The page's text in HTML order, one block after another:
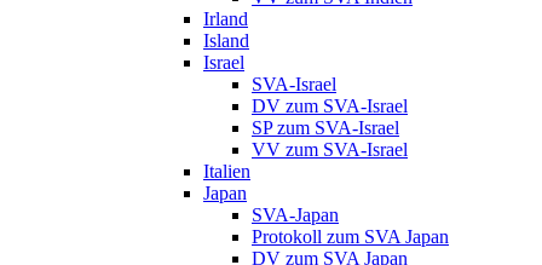
Irland
Island
Israel
SVA-Israel
DV zum SVA-Israel
SP zum SVA-Israel
VV zum SVA-Israel
Italien
Japan
SVA-Japan
Protokoll zum SVA Japan
DV zum SVA Japan